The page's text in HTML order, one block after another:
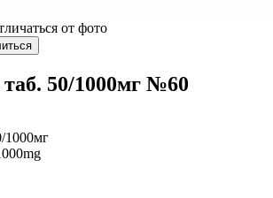
от фото
таб. 50/1000мг №60
1000мг